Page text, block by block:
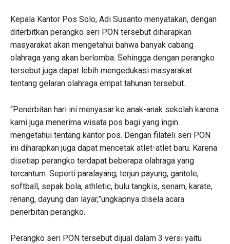
Kepala Kantor Pos Solo, Adi Susanto menyatakan, dengan
diterbitkan perangko seri PON tersebut diharapkan
masyarakat akan mengetahui bahwa banyak cabang
olahraga yang akan berlomba. Sehingga dengan perangko
tersebut juga dapat lebih mengedukasi masyarakat
tentang gelaran olahraga empat tahunan tersebut.
“Penerbitan hari ini menyasar ke anak-anak sekolah karena
kami juga menerima wisata pos bagi yang ingin
mengetahui tentang kantor pos. Dengan filateli seri PON
ini diharapkan juga dapat mencetak atlet-atlet baru. Karena
disetiap perangko terdapat beberapa olahraga yang
tercantum. Seperti paralayang, terjun payung, gantole,
softball, sepak bola, athletic, bulu tangkis, senam, karate,
renang, dayung dan layar,”ungkapnya disela acara
penerbitan perangko.
Perangko seri PON tersebut dijual dalam 3 versi yaitu